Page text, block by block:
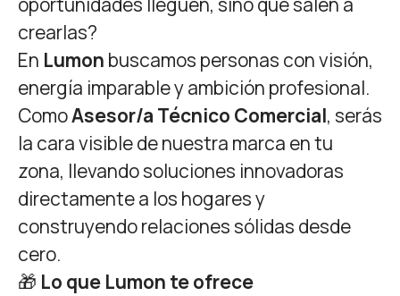
crearlas?
En Lumon buscamos personas con visión,
energía imparable y ambición profesional.
ComoAsesor/a Técnico Comercial, serás
la cara visible de nuestra marca en tu
zona, llevando soluciones innovadoras
directamente a los hogares y
construyendo relaciones sólidas desde
cero.
🎁 Lo que Lumon te ofrece